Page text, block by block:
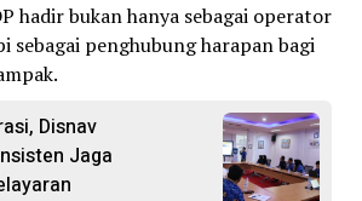
hadir bukan hanya sebagai operator
penghubung harapan bagi
Disnav
Jaga